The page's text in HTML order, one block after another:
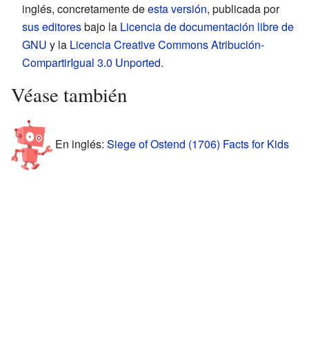
inglés, concretamente deesta versión, publicada por
sus editoresbajo la Licencia de documentación libre de
GNU y la Licencia Creative Commons Atribución-
CompartirIgual 3.0 Unported.
Véase también
En inglés: Siege of Ostend (1706) Facts for Kids